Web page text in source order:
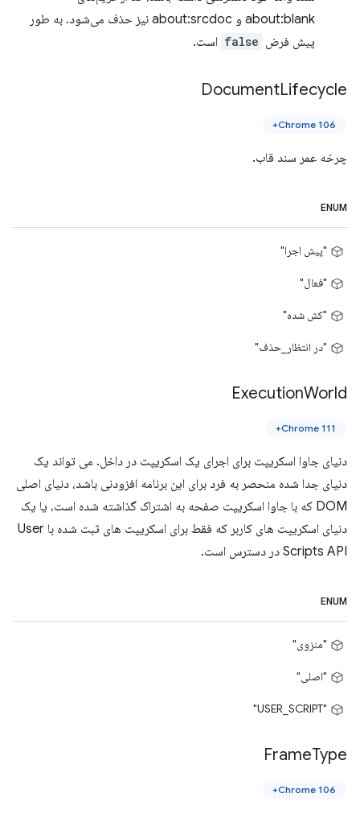
about:blank و about:srcdoc نیز حذف می‌شود. به طور
پیش فرض false است.
DocumentLifecycle
Chrome 106+
چرخه عمر سند قاب.
ENUM
"پیش اجرا"
"فعال"
"کش شده"
"در انتظار_حذف"
ExecutionWorld
Chrome 111+
دنیای جاوا اسکریپت برای اجرای یک اسکریپت در داخل. می تواند یک
دنیای جدا شده منحصر به فرد برای این برنامه افزودنی باشد، دنیای اصلی
DOM که با جاوا اسکریپت صفحه به اشتراک گذاشته شده است، یا یک
دنیای اسکریپت های کاربر که فقط برای اسکریپت های ثبت شده با User
Scripts API در دسترس است.
ENUM
"منزوی"
"اصلی"
"USER_SCRIPT"
FrameType
Chrome 106+